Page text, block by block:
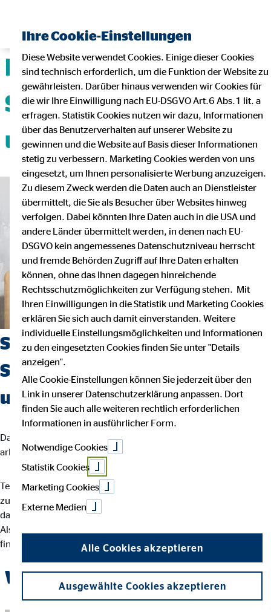
Deine Karriere mit
Sicherheit, Flexibilität
und Teamgeist!
Suchst du einen Job, der
Sicherheit, Selbstbestimmung
und Flexibilität vereint?
Dann bist du bei uns richtig. Wir glauben, dass man am besten
arbeitet, wenn man seinem eigenen Rhythmus folgt.
Teamarbeit und intensiver Austausch sind für uns der Schlüssel
zu besten Ergebnissen. Dein Arbeitsalltag ist abwechslungsreich,
da jede Kundin und jeder Kunde individuelle Lösungen braucht.
Als OVB-Berater*in unterstützt du deine Kund*innen bei
finanziellen Entscheidungen und der Erreichung ihrer Ziele.
Werde Teil des OVB-Teams
Ihre Cookie-Einstellungen
Diese Website verwendet Cookies. Einige dieser Cookies
sind technisch erforderlich, um die Funktion der Website zu
gewährleisten. Darüber hinaus verwenden wir Cookies für
die wir Ihre Einwilligung nach EU-DSGVO Art.6 Abs.1 lit. a
erfragen. Statistik Cookies nutzen wir dazu, Informationen
über das Benutzerverhalten auf unserer Website zu
gewinnen und die Website auf Basis dieser Informationen
stetig zu verbessern. Marketing Cookies werden von uns
eingesetzt, um Ihnen personalisierte Werbung anzuzeigen.
Zu diesem Zweck werden die Daten auch an Dienstleister
übermittelt, die Sie als Besucher über Websites hinweg
verfolgen. Dabei könnten Ihre Daten auch in die USA und
andere Länder übermittelt werden, in denen nach EU-
DSGVO kein angemessenes Datenschutzniveau herrscht
und fremde Behörden Zugriff auf Ihre Daten erhalten
können, ohne das Ihnen dagegen hinreichende
Rechtsschutzmöglichkeiten zur Verfügung stehen. Mit
Ihren Einwilligungen in die Statistik und Marketing Cookies
erklären Sie sich auch damit einverstanden. Weitere
individuelle Einstellungsmöglichkeiten und Informationen
zu den eingesetzten Cookies finden Sie unter "Details
anzeigen".
Alle Cookie-Einstellungen können Sie jederzeit über den
Link in unserer Datenschutzerklärung anpassen. Dort
finden Sie auch alle weiteren rechtlich erforderlichen
Informationen in ausführlicher Form.
Notwendige Cookies
Statistik Cookies
Marketing Cookies
Externe Medien
Alle Cookies akzeptieren
Ausgewählte Cookies akzeptieren